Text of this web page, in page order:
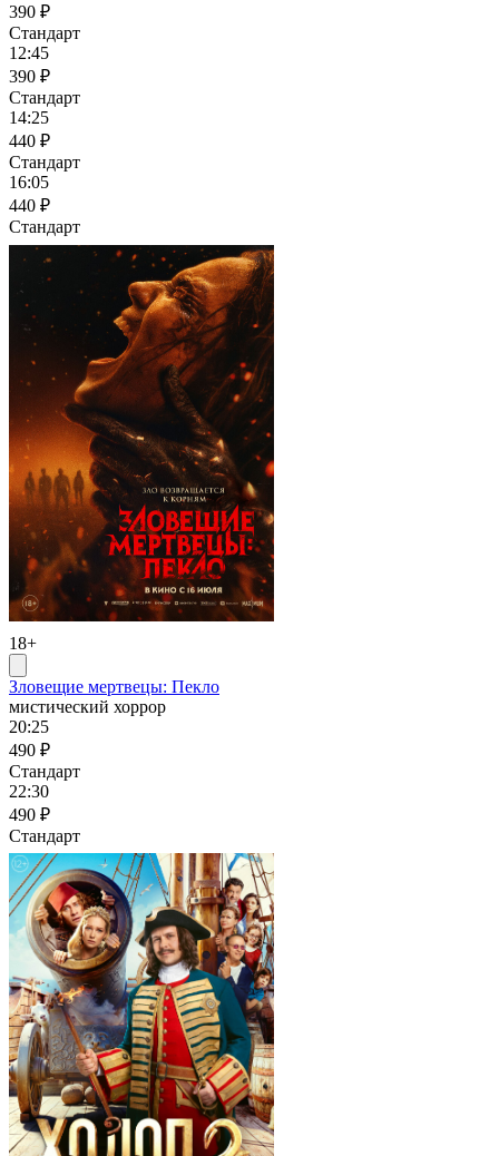
390 ₽
Стандарт
12:45
390 ₽
Стандарт
14:25
440 ₽
Стандарт
16:05
440 ₽
Стандарт
18+
Зловещие мертвецы: Пекло
мистический хоррор
20:25
490 ₽
Стандарт
22:30
490 ₽
Стандарт